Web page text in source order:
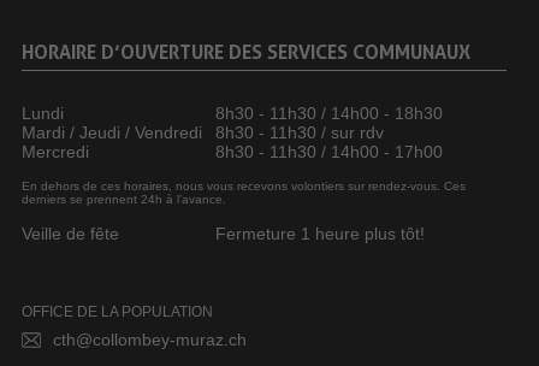
HORAIRE D’OUVERTURE DES SERVICES COMMUNAUX
Lundi
8h30 - 11h30 / 14h00 - 18h30
Mardi / Jeudi / Vendredi
8h30 - 11h30 / sur rdv
Mercredi
8h30 - 11h30 / 14h00 - 17h00
En dehors de ces horaires, nous vous recevons volontiers sur rendez-vous. Ces
derniers se prennent 24h à l’avance.
Veille de fête Fermeture 1 heure plus tôt!
OFFICE DE LA POPULATION
cth@collombey-muraz.ch